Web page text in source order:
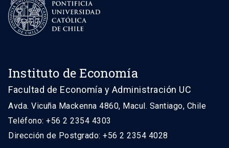
Instituto de Economía
Facultad de Economía y Administración UC
Avda. Vicuña Mackenna 4860, Macul. Santiago, Chile
Teléfono: +56 2 2354 4303
Dirección de Postgrado: +56 2 2354 4028